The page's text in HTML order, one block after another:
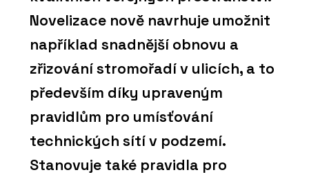
Novelizace nově navrhuje umožnit
například snadnější obnovu a
zřizování stromořadí v ulicích, a to
především díky upraveným
pravidlům pro umísťování
technických sítí v podzemí.
Stanovuje také pravidla pro